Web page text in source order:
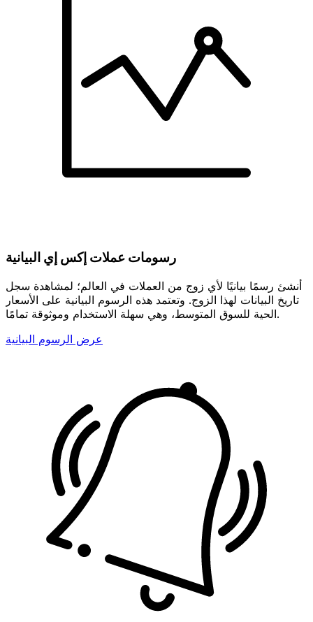
رسومات عملات إكس إي البيانية
أنشئ رسمًا بيانيًا لأي زوج من العملات في العالم؛ لمشاهدة سجل
تاريخ البيانات لهذا الزوج. وتعتمد هذه الرسوم البيانية على الأسعار
الحية للسوق المتوسط، وهي سهلة الاستخدام وموثوقة تمامًا.
عرض الرسوم البيانية